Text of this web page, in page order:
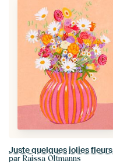
Juste quelques jolies fleurs
par Raissa Oltmanns